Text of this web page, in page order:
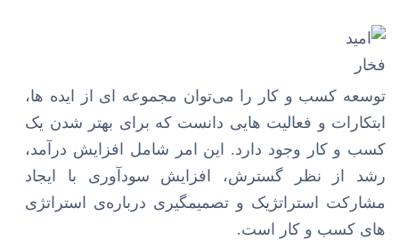
توسعه کسب و کار را می‌توان مجموعه ای از ایده ها،
ابتکارات و فعالیت هایی دانست که برای بهتر شدن یک
کسب و کار وجود دارد. این امر شامل افزایش درآمد،
رشد از نظر گسترش، افزایش سودآوری با ایجاد
مشارکت استراتژیک و تصمیمگیری درباره‌ی استراتژی
های کسب و کار است.